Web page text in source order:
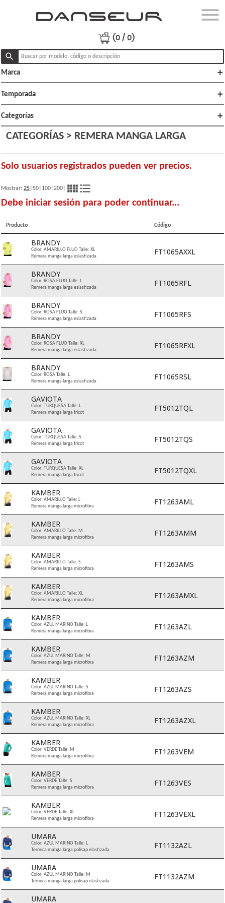
menu
Productos
Ofertas
Lo
nuevo
Polï¿½ticas
de venta
(0 / 0)
search
Marca add
Temporada add
Categorías add
CATEGORÍAS > REMERA MANGA LARGA
Solo usuarios registrados pueden ver precios.
Mostrar: 25 50 100 200 view_comfyformat_list_bulleted
Debe iniciar sesión para poder continuar...
Producto Código
BRANDY
Color: AMARILLO FLUO Talle: XL
Remera manga larga eslastizada
FT1065AXXL
BRANDY
Color: ROSA FLUO Talle: L
Remera manga larga eslastizada
FT1065RFL
BRANDY
Color: ROSA FLUO Talle: S
Remera manga larga eslastizada
FT1065RFS
BRANDY
Color: ROSA FLUO Talle: XL
Remera manga larga eslastizada
FT1065RFXL
BRANDY
Color: ROSA Talle: L
Remera manga larga eslastizada
FT1065RSL
GAVIOTA
Color: TURQUESA Talle: L
Remera manga larga tricot
FT5012TQL
GAVIOTA
Color: TURQUESA Talle: S
Remera manga larga tricot
FT5012TQS
GAVIOTA
Color: TURQUESA Talle: XL
Remera manga larga tricot
FT5012TQXL
KAMBER
Color: AMARILLO Talle: L
Remera manga larga microfibra
FT1263AML
KAMBER
Color: AMARILLO Talle: M
Remera manga larga microfibra
FT1263AMM
KAMBER
Color: AMARILLO Talle: S
Remera manga larga microfibra
FT1263AMS
KAMBER
Color: AMARILLO Talle: XL
Remera manga larga microfibra
FT1263AMXL
KAMBER
Color: AZUL MARINO Talle: L
Remera manga larga microfibra
FT1263AZL
KAMBER
Color: AZUL MARINO Talle: M
Remera manga larga microfibra
FT1263AZM
KAMBER
Color: AZUL MARINO Talle: S
Remera manga larga microfibra
FT1263AZS
KAMBER
Color: AZUL MARINO Talle: XL
Remera manga larga microfibra
FT1263AZXL
KAMBER
Color: VERDE Talle: M
Remera manga larga microfibra
FT1263VEM
KAMBER
Color: VERDE Talle: S
Remera manga larga microfibra
FT1263VES
KAMBER
Color: VERDE Talle: XL
Remera manga larga microfibra
FT1263VEXL
UMARA
Color: AZUL MARINO Talle: L
Termica manga larga polisap elastizada
FT1132AZL
UMARA
Color: AZUL MARINO Talle: M
Termica manga larga polisap elastizada
FT1132AZM
UMARA